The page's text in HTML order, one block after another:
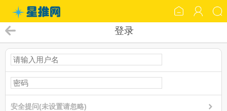
登录
安全提问(未设置请忽略)